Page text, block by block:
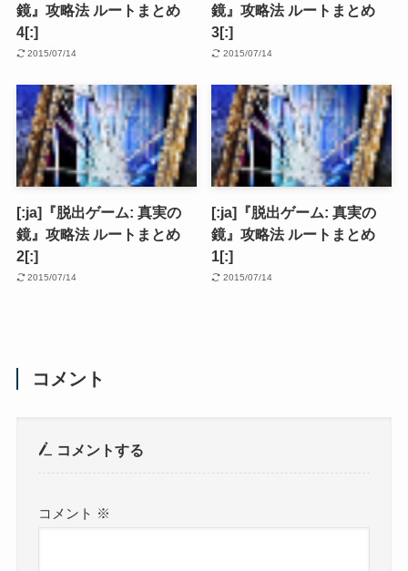
鏡』攻略法 ルートまとめ
4[:]
2015/07/14
鏡』攻略法 ルートまとめ
3[:]
2015/07/14
[:ja]『脱出ゲーム: 真実の
鏡』攻略法 ルートまとめ
2[:]
2015/07/14
[:ja]『脱出ゲーム: 真実の
鏡』攻略法 ルートまとめ
1[:]
2015/07/14
コメント
コメントする
コメント ※